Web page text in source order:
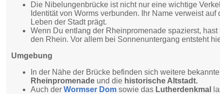
Die Nibelungenbrücke ist nicht nur eine wichtige
Identität von Worms verbunden. Ihr Name verweist auf
Leben der Stadt prägt.
Wenn Du entlang der Rheinpromenade spazierst,
den Rhein. Vor allem bei Sonnenuntergang entsteht
Umgebung
In der Nähe der Brücke befinden sich weitere
Rheinpromenade und die historische Altstadt.
Auch derWormser Dom sowie das Lutherdenkmal